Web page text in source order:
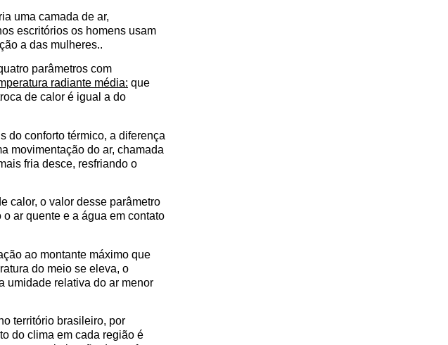
uma camada de ar,
escritórios os homens usam
a das mulheres..
parâmetros com
radiante média: que
de calor é igual a do
do conforto térmico, a diferença
movimentação do ar, chamada
fria desce, resfriando o
calor, o valor desse parâmetro
ar quente e a água em contato
ao montante máximo que
do meio se eleva, o
umidade relativa do ar menor
território brasileiro, por
do clima em cada região é